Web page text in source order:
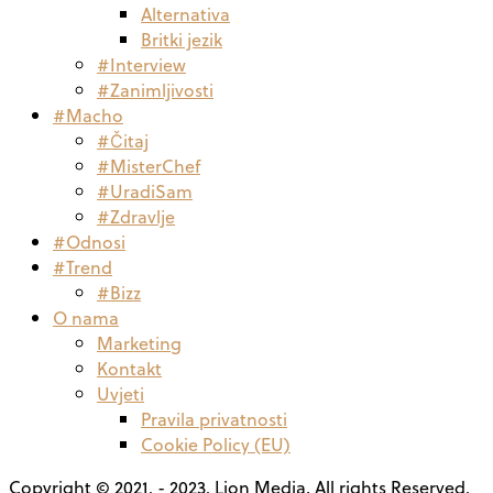
Alternativa
Britki jezik
#Interview
#Zanimljivosti
#Macho
#Čitaj
#MisterChef
#UradiSam
#Zdravlje
#Odnosi
#Trend
#Bizz
O nama
Marketing
Kontakt
Uvjeti
Pravila privatnosti
Cookie Policy (EU)
Copyright © 2021. - 2023. Lion Media, All rights Reserved.